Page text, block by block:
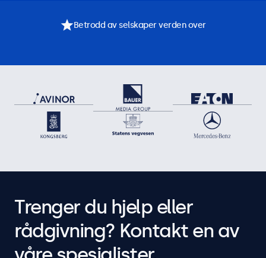
Betrodd av selskaper verden over
Trenger du hjelp eller
rådgivning? Kontakt en av